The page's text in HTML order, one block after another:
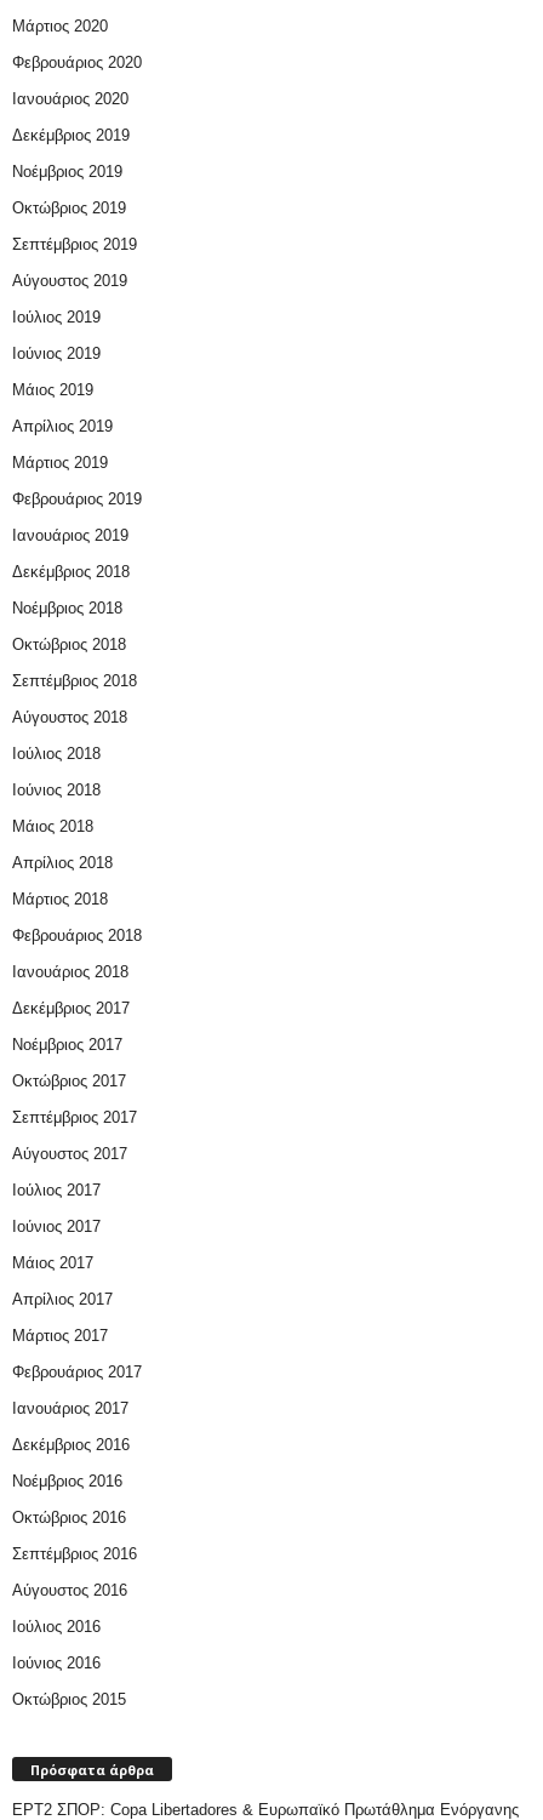
Μάρτιος 2020
Φεβρουάριος 2020
Ιανουάριος 2020
Δεκέμβριος 2019
Νοέμβριος 2019
Οκτώβριος 2019
Σεπτέμβριος 2019
Αύγουστος 2019
Ιούλιος 2019
Ιούνιος 2019
Μάιος 2019
Απρίλιος 2019
Μάρτιος 2019
Φεβρουάριος 2019
Ιανουάριος 2019
Δεκέμβριος 2018
Νοέμβριος 2018
Οκτώβριος 2018
Σεπτέμβριος 2018
Αύγουστος 2018
Ιούλιος 2018
Ιούνιος 2018
Μάιος 2018
Απρίλιος 2018
Μάρτιος 2018
Φεβρουάριος 2018
Ιανουάριος 2018
Δεκέμβριος 2017
Νοέμβριος 2017
Οκτώβριος 2017
Σεπτέμβριος 2017
Αύγουστος 2017
Ιούλιος 2017
Ιούνιος 2017
Μάιος 2017
Απρίλιος 2017
Μάρτιος 2017
Φεβρουάριος 2017
Ιανουάριος 2017
Δεκέμβριος 2016
Νοέμβριος 2016
Οκτώβριος 2016
Σεπτέμβριος 2016
Αύγουστος 2016
Ιούλιος 2016
Ιούνιος 2016
Οκτώβριος 2015
Πρόσφατα άρθρα
ΕΡΤ2 ΣΠΟΡ: Copa Libertadores & Ευρωπαϊκό Πρωτάθλημα Ενόργανης